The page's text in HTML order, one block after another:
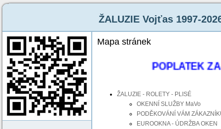
ŽALUZIE Vojťas 1997-
Mapa stránek
POPLATEK ZA
ŽALUZIE - ROLETY - PLISÉ
OKENNÍ SLUŽBY MaVo
PODĚKOVÁNÍ VÁM
EUROOKNA - ÚDRŽBA OKEN